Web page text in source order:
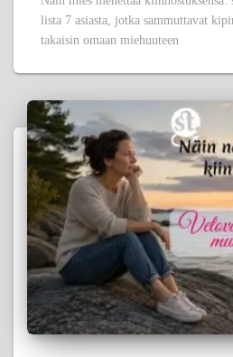
lista 7 asiasta, jotka sammuttavat
takaisin omaan miehuuteen